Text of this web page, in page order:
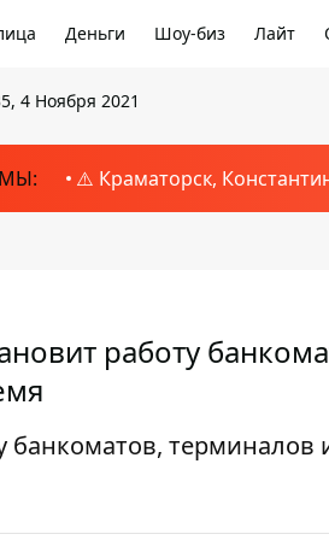
Деньги Шоу-биз Лайт
4 Ноября 2021
⚠️ Краматорск,
работу
банкоматов,